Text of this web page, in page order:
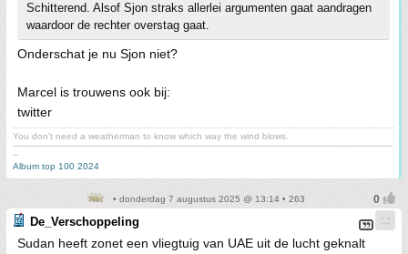
Schitterend. Alsof Sjon straks allerlei argumenten gaat aandragen
waardoor de rechter overstag gaat.
Onderschat je nu Sjon niet?
Marcel is trouwens ook bij:
twitter
You don't need a weatherman to know which way the wind blows.
-------------------------------------------------------------------------------------------------------------------------------------------
--
Album top 100 2024
• donderdag 7 augustus 2025 @ 13:14 • 263
De_Verschoppeling
Sudan heeft zonet een vliegtuig van UAE uit de lucht geknalt